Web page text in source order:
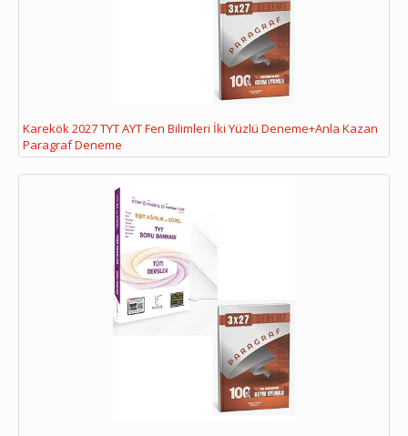
Karekök 2027 TYT AYT Fen Bilimleri İki Yüzlü Deneme+Anla Kazan
Paragraf Deneme